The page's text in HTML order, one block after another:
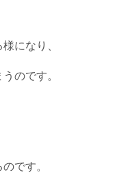
になり、
のです。
です。